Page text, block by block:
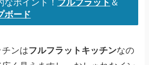
なポイント！ フルフラット ＆
ボード
ンはフルフラットキッチンなの